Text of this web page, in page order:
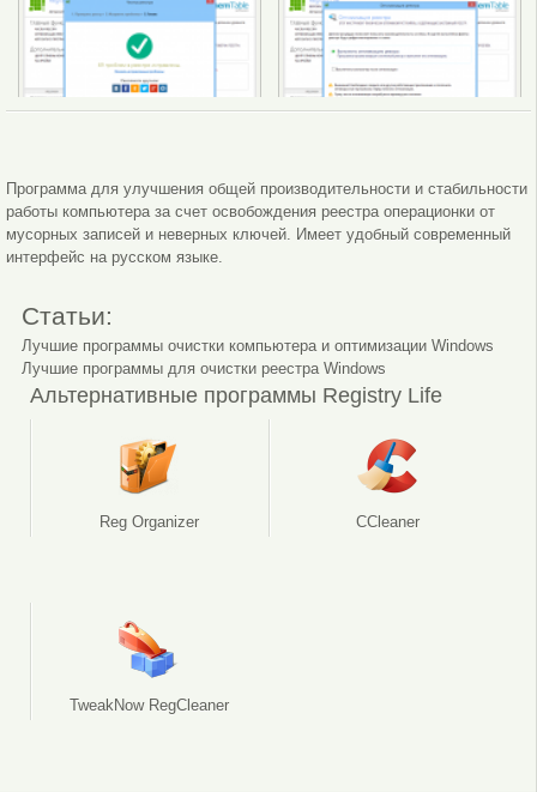
Программа для улучшения общей производительности и стабильности
работы компьютера за счет освобождения реестра операционки от
мусорных записей и неверных ключей. Имеет удобный современный
интерфейс на русском языке.
Статьи:
Лучшие программы очистки компьютера и оптимизации Windows
Лучшие программы для очистки реестра Windows
Альтернативные программы Registry Life
Reg Organizer CCleaner
TweakNow RegCleaner